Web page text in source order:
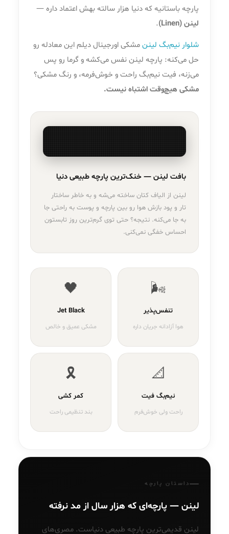
پارچه باستانیه که دنیا هزار سالته بهش اعتماد داره —
لینن (Linen)
.
شلوار نیم‌بگ لیننمشکی اورجینال دیلم این معادله رو
حل می‌کنه: پارچه لینن نفس می‌کشه و گرما رو پس
می‌زنه، فیت نیم‌بگ راحت و خوش‌فرمه، و رنگ مشکی؟
مشکی هیچ‌وقت اشتباه نیست.
بافت لینن — خنک‌ترین پارچه طبیعی دنیا
لینن از الیاف کتان ساخته می‌شه و به خاطر ساختار
تار و پود بازش هوا رو بین پارچه و پوست به راحتی جا
به جا می‌کنه. نتیجه؟ حتی توی گرم‌ترین روز تابستون
احساس خفگی نمی‌کنی.
🌬️
تنفس‌پذیر
هوا آزادانه جریان داره
🖤
Jet Black
مشکی عمیق و خالص
📐
نیم‌بگ فیت
راحت ولی خوش‌فرم
🎗️
کمر کشی
بند تنظیمی راحت
داستان پارچه
لینن — پارچه‌ای که هزار سال از مد نرفته
لینن قدیمی‌ترین پارچه طبیعی دنیاست. مصری‌های